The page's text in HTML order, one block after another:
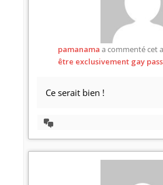
pamanama a commenté cet
être exclusivement gay
Ce serait bien !